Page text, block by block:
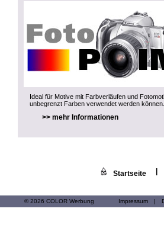
Ideal für Motive mit Farbverläufen und
unbegrenzt Farben verwendet werden können.
>> mehr Informationen
Startseite
© 2026 COLOR Werbung Impressum |